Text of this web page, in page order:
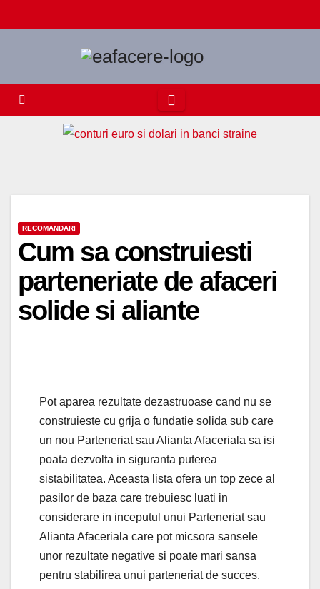
to
RECOMANDARI
Cum sa construiesti
parteneriate de afaceri
solide si aliante
Pot aparea rezultate dezastruoase cand nu se
construieste cu grija o fundatie solida sub care
un nou Parteneriat sau Alianta Afaceriala sa isi
poata dezvolta in siguranta puterea
sistabilitatea. Aceasta lista ofera un top zece al
pasilor de baza care trebuiesc luati in
considerare in inceputul unui Parteneriat sau
Alianta Afaceriala care pot micsora sansele
unor rezultate negative si poate mari sansa
pentru stabilirea unui parteneriat de succes.